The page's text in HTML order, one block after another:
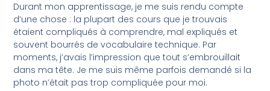
Durant mon apprentissage, je me suis rendu compte
d’une chose : la plupart des cours que je trouvais
étaient compliqués à comprendre, mal expliqués et
souvent bourrés de vocabulaire technique. Par
moments, j’avais l’impression que tout s’embrouillait
dans ma tête. Je me suis même parfois demandé si la
photo n’était pas trop compliquée pour moi.